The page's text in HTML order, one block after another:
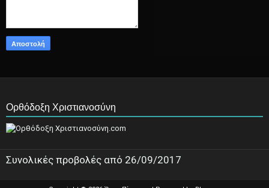
Ορθόδοξη Χριστιανοσύνη
Συνολικές προβολές από 26/09/2017